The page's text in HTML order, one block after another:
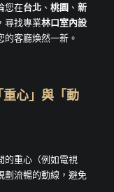
您在台北 、 桃園 、 新
，尋找專業林口室內設
客廳煥然一新。
心」與「動
的重心（例如電視
劃流暢的動線，避免